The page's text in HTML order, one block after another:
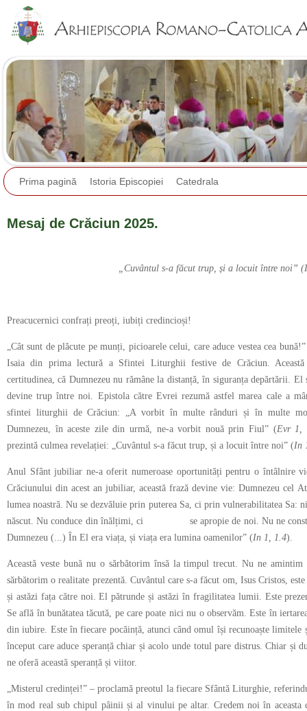
Prima pagină Istoria Episcopiei Catedrala
Mesaj de Crăciun 2025.
„Cuvântul s-a făcut trup, și a locuit între noi”
Preacucernici confrați preoți, iubiți credincioși!
„Cât sunt de plăcute pe munți, picioarele celui, care aduce vestea cea
Isaia din prima lectură a Sfintei Liturghii festive de Crăciun. Această
certitudinea, că Dumnezeu nu rămâne la distanță, în siguranța depărtării. El
devine trup între noi. Epistola către Evrei rezumă astfel marea cale a
sfintei liturghii de Crăciun: „A vorbit în multe rânduri și în multe
Dumnezeu, în aceste zile din urmă, ne-a vorbit nouă prin Fiul” (Evr 1,
prezintă culmea revelației: „Cuvântul s-a făcut trup, și a locuit între noi” (In
Anul Sfânt jubiliar ne-a oferit numeroase oportunități pentru o întâlnire
Crăciunului din acest an jubiliar, această frază devine vie: Dumnezeu cel
lumea noastră. Nu se dezvăluie prin puterea Sa, ci prin vulnerabilitatea Sa:
născut. Nu conduce din înălțimi, ci se apropie de noi. Nu ne
Dumnezeu (...) În El era viața, și viața era lumina oamenilor” (In 1, 1.4).
Această veste bună nu o sărbătorim însă la timpul trecut. Nu ne
sărbătorim o realitate prezentă. Cuvântul care s-a făcut om, Isus Cristos,
și astăzi fața către noi. El pătrunde și astăzi în fragilitatea lumii. Este
Se află în bunătatea tăcută, pe care poate nici nu o observăm. Este în
din iubire. Este în fiecare pocăință, atunci când omul își recunoaște limitele
început care aduce speranță chiar și acolo unde totul pare distrus. Chiar și
ne oferă această speranță și viitor.
„Misterul credinței!” – proclamă preotul la fiecare Sfântă Liturghie,
în mod real sub chipul pâinii și al vinului pe altar. Credem noi în aceasta